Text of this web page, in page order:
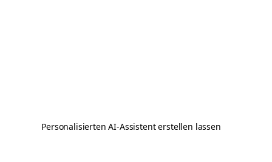
Personalisierten AI-Assistent erstellen lassen